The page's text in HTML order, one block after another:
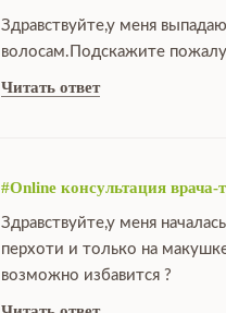
Здравствуйте,у меня
волосам.Подскажите
Читать ответ
#Online консультация врача-
Здравствуйте,у меня
перхоти и только на
возможно избавится ?